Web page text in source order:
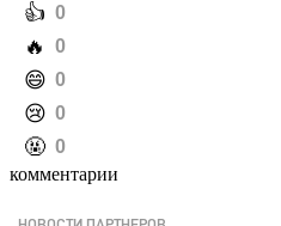
️👍 0
️🔥 0
️😄 0
️😢 0
️🤬 0
комментарии